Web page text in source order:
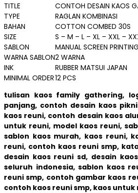
TITLE
CONTOH DESAIN KAOS
TYPE
RAGLAN KOMBINASI
BAHAN
COTTON COMBED 30S
SIZE
S – M – L – XL – XXL –
SABLON
MANUAL SCREEN PRINTING
WARNA SABLON2 WARNA
INK
RUBBER MATSUI JAPAN
MINIMAL ORDER12 PCS
tulisan kaos family gathering,
panjang, contoh desain kaos
kaos reuni, contoh desain kaos
untuk reuni, model kaos reuni,
sablon kaos murah, kaos reuni,
reuni, contoh kaos reuni smp,
desain kaos reuni sd, desain
seluruh indonesia,sablon kaos
reuni smp, contoh gambar kaos
contoh kaos reuni smp, kaos